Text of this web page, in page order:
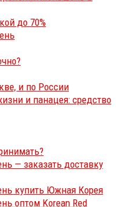
до 70%
и по России
и панацея: средство
— заказать доставку
купить Южная Корея
оптом Korean Red